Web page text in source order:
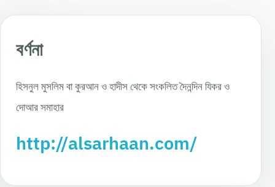
বর্ণনা
হিসনুল মুসলিম বা কুরআন ও হাদীস থেকে সংকলিত দৈনন্দিন যিকর ও
দোআর সমাহার
http://alsarhaan.com/